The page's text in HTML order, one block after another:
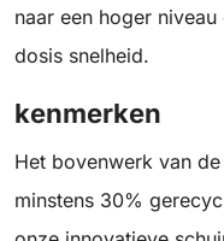
naar een hoger
dosis snelheid.
kenmerken
Het bovenwerk van
minstens 30%